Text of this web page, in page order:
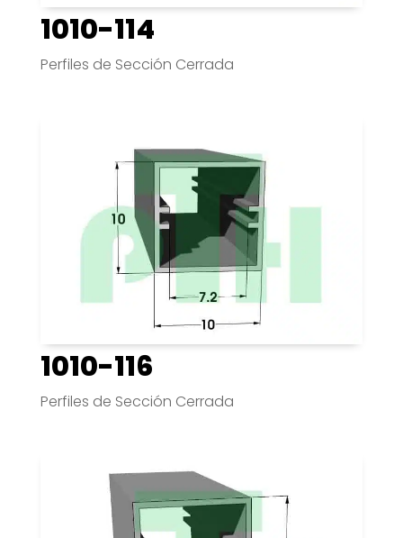
1010-114
Perfiles de Sección Cerrada
1010-116
Perfiles de Sección Cerrada